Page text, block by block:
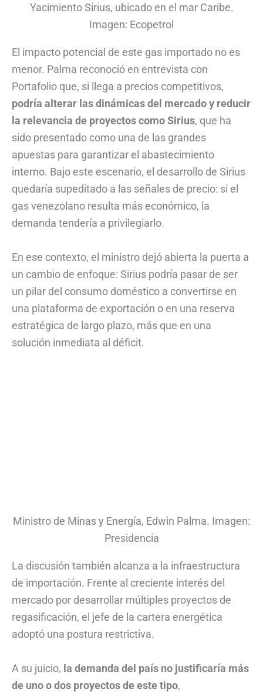
Yacimiento Sirius, ubicado en el mar Caribe.
Imagen: Ecopetrol
El impacto potencial de este gas importado no es
menor. Palma reconoció en entrevista con
Portafolio que, si llega a precios competitivos,
podría alterar las dinámicas del mercado y reducir
la relevancia de proyectos como Sirius, que ha
sido presentado como una de las grandes
apuestas para garantizar el abastecimiento
interno. Bajo este escenario, el desarrollo de Sirius
quedaría supeditado a las señales de precio: si el
gas venezolano resulta más económico, la
demanda tendería a privilegiarlo.
En ese contexto, el ministro dejó abierta la puerta a
un cambio de enfoque: Sirius podría pasar de ser
un pilar del consumo doméstico a convertirse en
una plataforma de exportación o en una reserva
estratégica de largo plazo, más que en una
solución inmediata al déficit.
Ministro de Minas y Energía, Edwin Palma. Imagen:
Presidencia
La discusión también alcanza a la infraestructura
de importación. Frente al creciente interés del
mercado por desarrollar múltiples proyectos de
regasificación, el jefe de la cartera energética
adoptó una postura restrictiva.
A su juicio, la demanda del país no justificaría más
de uno o dos proyectos de este tipo,